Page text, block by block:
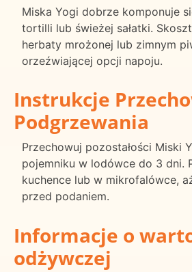
Miska Yogi dobrze komponuje
tortilli lub świeżej sałatki.
herbaty mrożonej lub zimnym
orzeźwiającej opcji napoju.
Instrukcje
Podgrzewania
Przechowuj pozostałości Miski
pojemniku w lodówce do 3 dni.
kuchence lub w mikrofalówce,
przed podaniem.
Informacje o
odżywczej